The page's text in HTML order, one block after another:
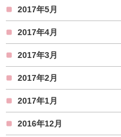
2017年5月
2017年4月
2017年3月
2017年2月
2017年1月
2016年12月